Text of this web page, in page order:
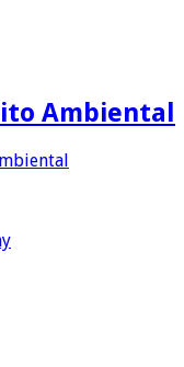
Ambiental